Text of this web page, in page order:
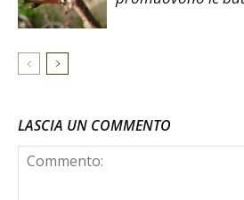
LASCIA UN COMMENTO